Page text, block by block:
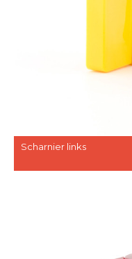
Scharnier links